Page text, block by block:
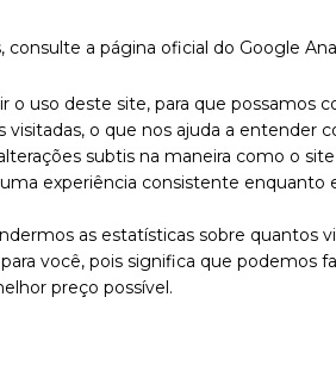
a página oficial do Google
o uso deste site, para que
o que nos ajuda a entender
subtis na maneira como o
experiência consistente
as estatísticas sobre quantos
você, pois significa que
preço possível.